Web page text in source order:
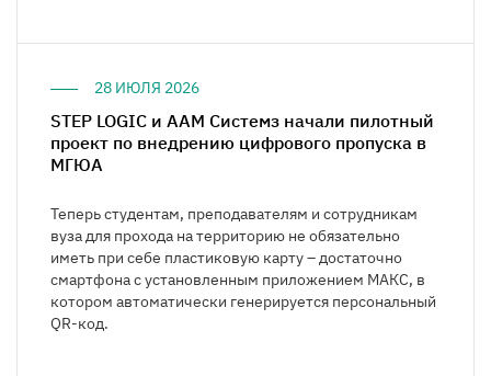
28 ИЮЛЯ 2026
STEP LOGIC и ААМ Системз начали пилотный
проект по внедрению цифрового пропуска в
МГЮА
Теперь студентам, преподавателям и сотрудникам
вуза для прохода на территорию не обязательно
иметь при себе пластиковую карту – достаточно
смартфона с установленным приложением МАКС, в
котором автоматически генерируется персональный
QR-код.